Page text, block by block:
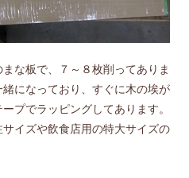
な板で、７～８枚削ってありま
になっており、すぐに木の埃が
プでラッピングしてあります。
イズや飲食店用の特大サイズの